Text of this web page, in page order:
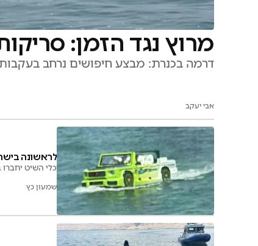
מרוץ נגד הזמן:
דרמה בכנרת: מבצע חיפושים נרחב
אבי יעקב
לראשונה
כלי השיט
שמעון כץ